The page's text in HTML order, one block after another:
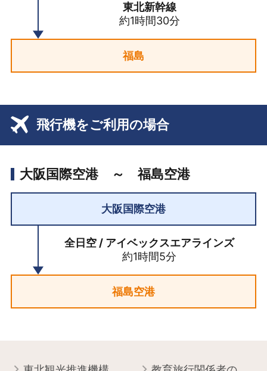
東北新幹線
約1時間30分
福島
飛行機をご利用の場合
大阪国際空港 ～ 福島空港
大阪国際空港
全日空 / アイベックスエアラインズ
約1時間5分
福島空港